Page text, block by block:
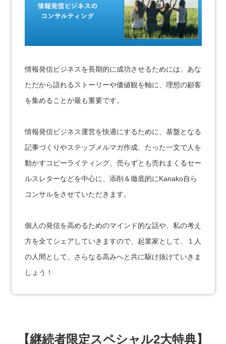
情報発信ビジネスを長期的に成功させるためには、あな
ただから語れるストーリーや価値観を軸に、理想の顧客
を集めることが最も重要です。
情報発信ビジネス運営を快適にするために、基盤となる
記事づくりやステップメルマガ作成、たった一文で人を
動かすコピーライティング、売らずとも売れまくるセー
ルスレターなどを中心に、添削＆徹底的にKanako自ら
コンサルをさせていただきます。
個人の発信を高めるためのマインド的な話や、私の考え
方を全てシェアしていきますので、起業家として、１人
の人間として、さらなる高みへと共に駆け抜けていきま
しょう！
【継続者限定スペシャル2大特典】